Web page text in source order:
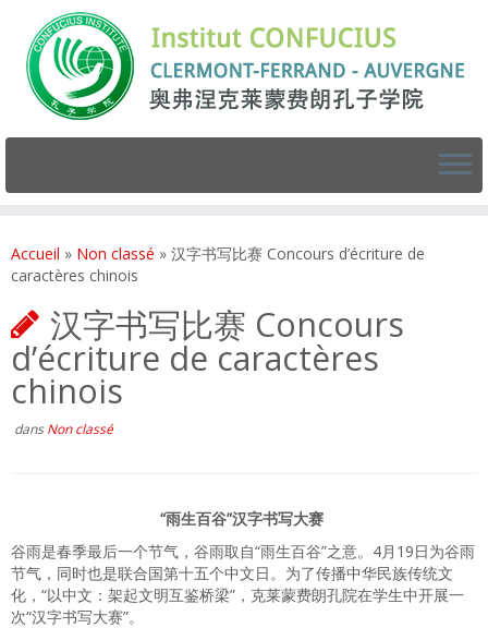
Accueil » Non classé » 汉字书写比赛 Concours d’écriture de
caractères chinois
汉字书写比赛 Concours
d’écriture de caractères
chinois
dansNon classé
“雨生百谷”汉字书写大赛
谷雨是春季最后一个节气，谷雨取自“雨生百谷”之意。4月19日为谷雨
节气，同时也是联合国第十五个中文日。为了传播中华民族传统文
化，“以中文：架起文明互鉴桥梁”，克莱蒙费朗孔院在学生中开展一
次“汉字书写大赛”。